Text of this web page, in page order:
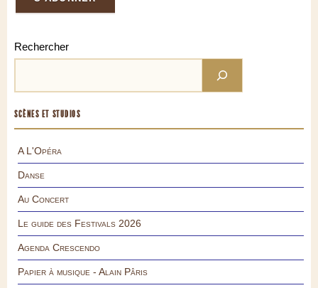
Rechercher
SCÈNES ET STUDIOS
A L'Opéra
Danse
Au Concert
Le guide des Festivals 2026
Agenda Crescendo
Papier à musique - Alain Pâris